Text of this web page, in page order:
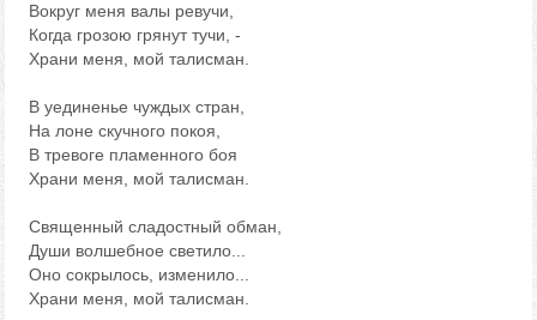
Вокруг меня валы ревучи,
Когда грозою грянут тучи, -
Храни меня, мой талисман.
В уединенье чуждых стран,
На лоне скучного покоя,
В тревоге пламенного боя
Храни меня, мой талисман.
Священный сладостный обман,
Души волшебное светило...
Оно сокрылось, изменило...
Храни меня, мой талисман.